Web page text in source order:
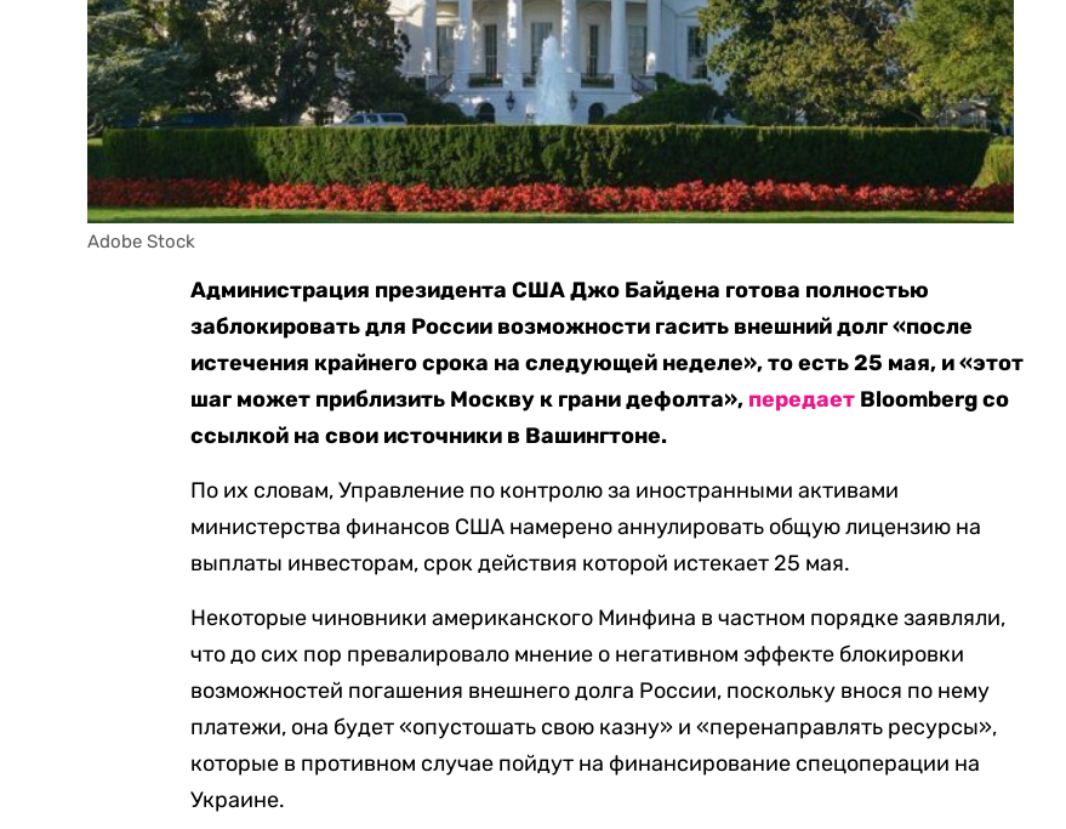
Adobe Stock
Администрация президента США Джо Байдена готова полностью
заблокировать для России возможности гасить внешний долг «после
истечения крайнего срока на следующей неделе», то есть 25 мая, и «этот
шаг может приблизить Москву к грани дефолта», передает Bloomberg со
ссылкой на свои источники в Вашингтоне.
По их словам, Управление по контролю за иностранными активами
министерства финансов США намерено аннулировать общую лицензию на
выплаты инвесторам, срок действия которой истекает 25 мая.
Некоторые чиновники американского Минфина в частном порядке заявляли,
что до сих пор превалировало мнение о негативном эффекте блокировки
возможностей погашения внешнего долга России, поскольку внося по нему
платежи, она будет «опустошать свою казну» и «перенаправлять ресурсы»,
которые в противном случае пойдут на финансирование спецоперации на
Украине.